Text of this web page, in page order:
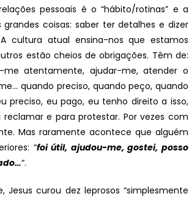
pessoais é o “hábito/rotinas” e a
grandes coisas: saber ter detalhes e dizer
A cultura atual ensina-nos que estamos
estão cheios de obrigações. Têm de:
atentamente, ajudar-me, atender o
quando preciso, quando peço, quando
preciso, eu pago, eu tenho direito a isso,
e para protestar. Por vezes com
Mas raramente acontece que alguém
“foi útil, ajudou-me, gostei, posso
“.
Jesus curou dez leprosos “simplesmente